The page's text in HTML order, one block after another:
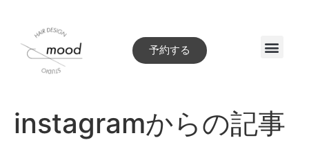
予約する
instagramからの記事